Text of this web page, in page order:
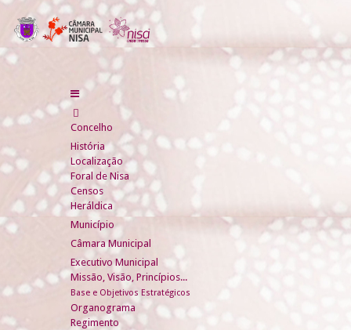
Concelho
História
Localização
Foral de Nisa
Censos
Heráldica
Município
Câmara Municipal
Executivo Municipal
Missão, Visão, Princípios...
Base e Objetivos Estratégicos
Organograma
Regimento